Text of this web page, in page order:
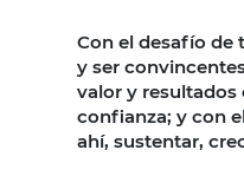
Con el desafío de
y ser
valor y resultados
confianza; y con
ahí, sustentar,